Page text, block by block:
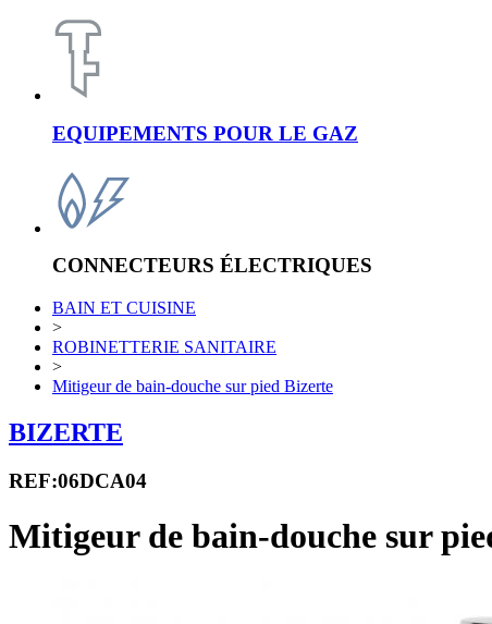
EQUIPEMENTS POUR LE GAZ
CONNECTEURS ÉLECTRIQUES
BAIN ET CUISINE
>
ROBINETTERIE SANITAIRE
>
Mitigeur de bain-douche sur pied Bizerte
BIZERTE
REF:06DCA04
Mitigeur de bain-douche sur